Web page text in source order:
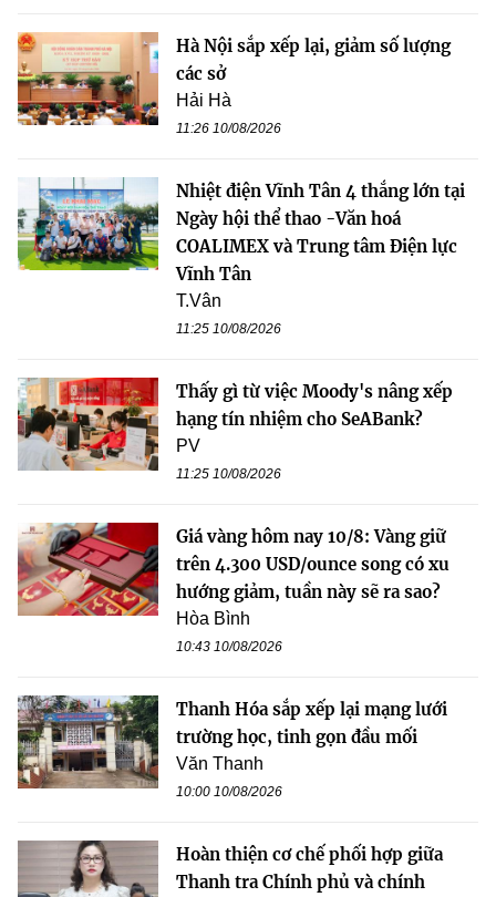
Hà Nội sắp xếp lại, giảm số lượng
các sở
Hải Hà
11:26 10/08/2026
Nhiệt điện Vĩnh Tân 4 thắng lớn tại
Ngày hội thể thao -Văn hoá
COALIMEX và Trung tâm Điện lực
Vĩnh Tân
T.Vân
11:25 10/08/2026
Thấy gì từ việc Moody's nâng xếp
hạng tín nhiệm cho SeABank?
PV
11:25 10/08/2026
Giá vàng hôm nay 10/8: Vàng giữ
trên 4.300 USD/ounce song có xu
hướng giảm, tuần này sẽ ra sao?
Hòa Bình
10:43 10/08/2026
Thanh Hóa sắp xếp lại mạng lưới
trường học, tinh gọn đầu mối
Văn Thanh
10:00 10/08/2026
Hoàn thiện cơ chế phối hợp giữa
Thanh tra Chính phủ và chính